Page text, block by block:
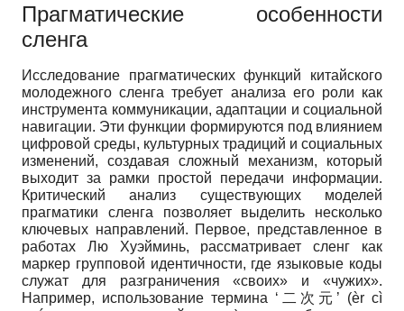
Прагматические особенности
сленга
Исследование прагматических функций китайского
молодежного сленга требует анализа его роли как
инструмента коммуникации, адаптации и социальной
навигации. Эти функции формируются под влиянием
цифровой среды, культурных традиций и социальных
изменений, создавая сложный механизм, который
выходит за рамки простой передачи информации.
Критический анализ существующих моделей
прагматики сленга позволяет выделить несколько
ключевых направлений. Первое, представленное в
работах Лю Хуэйминь, рассматривает сленг как
маркер групповой идентичности, где языковые коды
служат для разграничения «своих» и «чужих».
Например, использование термина ‘二次元’ (èr cì